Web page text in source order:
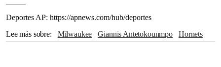
Deportes AP: https://apnews.com/hub/deportes
Lee más sobre
Milwaukee Giannis Antetokounmpo
Hornets